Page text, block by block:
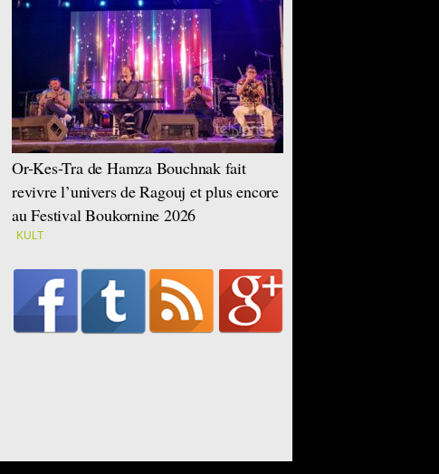
Or-Kes-Tra de Hamza Bouchnak fait
revivre l’univers de Ragouj et plus encore
au Festival Boukornine 2026
KULT